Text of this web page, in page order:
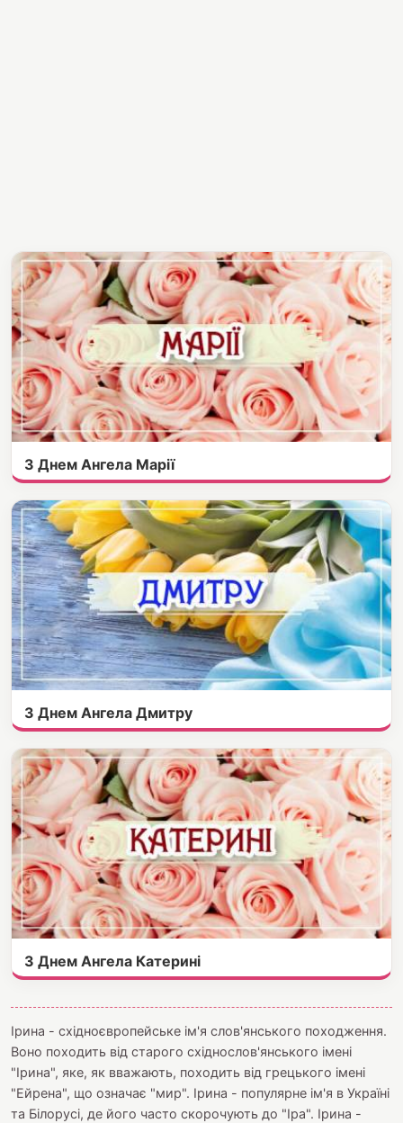
З Днем Ангела Марії
З Днем Ангела Дмитру
З Днем Ангела Катерині
Ірина - східноєвропейське ім'я слов'янського походження.
Воно походить від старого східнослов'янського імені
"Ірина", яке, як вважають, походить від грецького імені
"Ейрена", що означає "мир". Ірина - популярне ім'я в Україні
та Білорусі, де його часто скорочують до "Іра". Ірина -